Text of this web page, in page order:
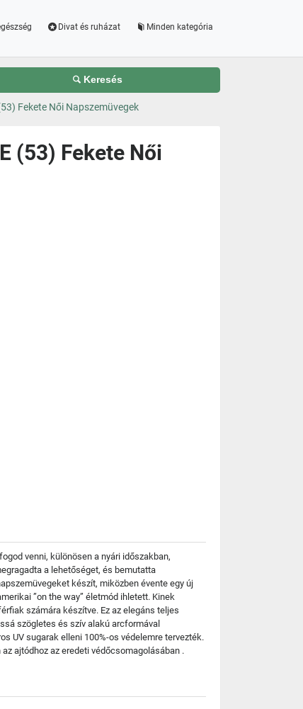
Divat és ruházat Minden kategória
Keresés
Fekete Női Napszemüvegek
(53) Fekete Női
venni, különösen a nyári időszakban,
a lehetőséget, és bemutatta
készít, miközben évente egy új
”on the way” életmód ihletett. Kinek
számára készítve. Ez az elegáns teljes
szögletes és szív alakú arcformával
UV sugarak elleni 100%-os védelemre tervezték.
ajtódhoz az eredeti védőcsomagolásában .